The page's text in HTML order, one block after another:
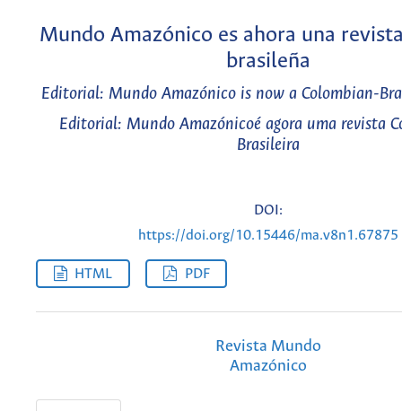
Mundo Amazónico es ahora una
brasileña
Editorial: Mundo Amazónico is now a Colombian-
Editorial: Mundo Amazónicoé agora uma revista
Brasileira
DOI:
https://doi.org/10.15446/ma.v8n1.67875
HTML PDF
Revista Mundo
Amazónico